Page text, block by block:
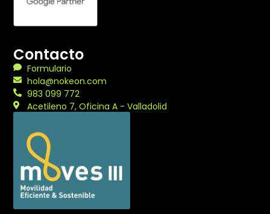
Contacto
Formulario
hola@nokeon.com
983 099 772
Acetileno 7, Oficina A - Valladolid